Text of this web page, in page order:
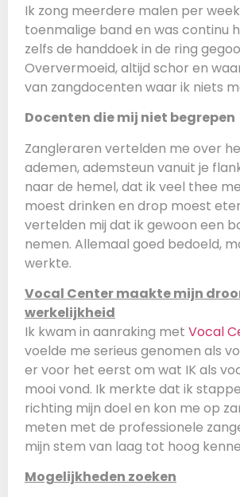
Ik zong meerdere malen per
toenmalige band en was continu
zelfs de handdoek in de ring
Oververmoeid, altijd schor en
van zangdocenten waar ik niets
Docenten die mij niet begrepen
Zangleraren vertelden me over
ademen, ademsteun vanuit je
naar de hemel, dat ik veel thee
moest drinken en drop moest
vertelden mij dat ik gewoon een
nemen. Allemaal goed bedoeld,
werkte.
Vocal Center maakte mijn
werkelijkheid
Ik kwam in aanraking met Vocal
voelde me serieus genomen als
er voor het eerst om wat IK als
mooi vond. Ik merkte dat ik
richting mijn doel en kon me op
meten met de professionele
mijn stem van laag tot hoog
Mogelijkheden zoeken